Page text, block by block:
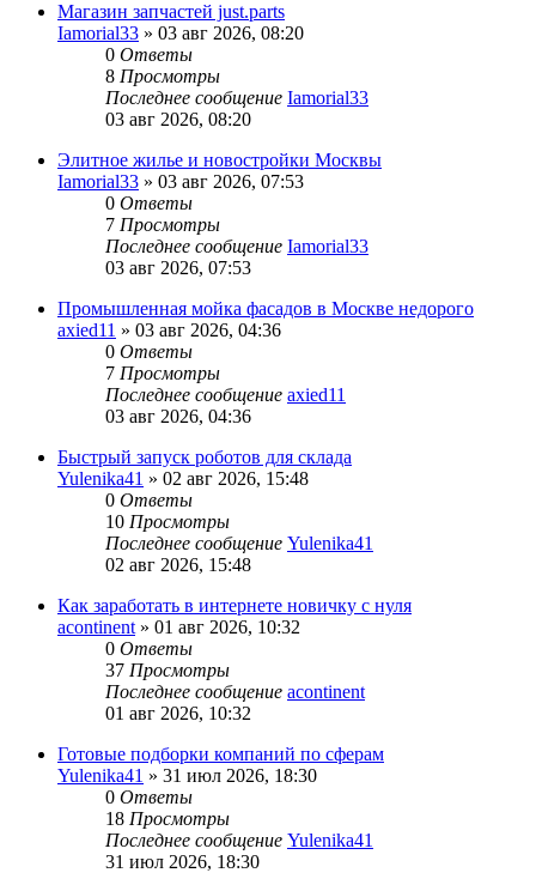
Магазин запчастей just.parts
Iamorial33 » 03 авг 2026, 08:20
0 Ответы
8 Просмотры
Последнее сообщение Iamorial33
03 авг 2026, 08:20
Элитное жилье и новостройки Москвы
Iamorial33 » 03 авг 2026, 07:53
0 Ответы
7 Просмотры
Последнее сообщение Iamorial33
03 авг 2026, 07:53
Промышленная мойка фасадов в Москве недорого
axied11 » 03 авг 2026, 04:36
0 Ответы
7 Просмотры
Последнее сообщение axied11
03 авг 2026, 04:36
Быстрый запуск роботов для склада
Yulenika41 » 02 авг 2026, 15:48
0 Ответы
10 Просмотры
Последнее сообщение Yulenika41
02 авг 2026, 15:48
Как заработать в интернете новичку с нуля
acontinent » 01 авг 2026, 10:32
0 Ответы
37 Просмотры
Последнее сообщение acontinent
01 авг 2026, 10:32
Готовые подборки компаний по сферам
Yulenika41 » 31 июл 2026, 18:30
0 Ответы
18 Просмотры
Последнее сообщение Yulenika41
31 июл 2026, 18:30